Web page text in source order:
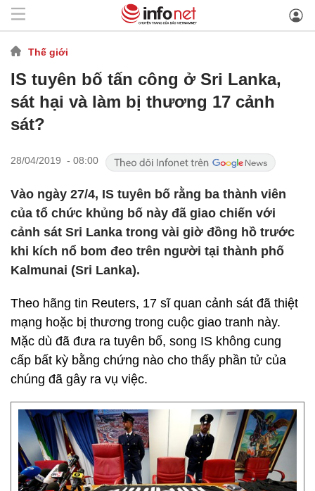
Thế giới
IS tuyên bố tấn công ở Sri Lanka,
sát hại và làm bị thương 17 cảnh
sát?
28/04/2019 - 08:00
Vào ngày 27/4, IS tuyên bố rằng ba thành viên
của tổ chức khủng bố này đã giao chiến với
cảnh sát Sri Lanka trong vài giờ đồng hồ trước
khi kích nổ bom đeo trên người tại thành phố
Kalmunai (Sri Lanka).
Theo hãng tin Reuters, 17 sĩ quan cảnh sát đã thiệt
mạng hoặc bị thương trong cuộc giao tranh này.
Mặc dù đã đưa ra tuyên bố, song IS không cung
cấp bất kỳ bằng chứng nào cho thấy phần tử của
chúng đã gây ra vụ việc.